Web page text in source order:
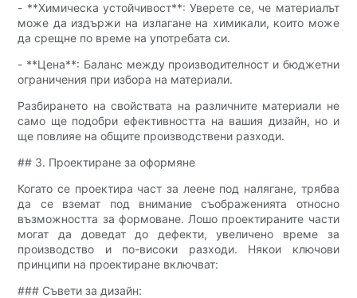
- **Химическа устойчивост**: Уверете се, че материалът
може да издържи на излагане на химикали, които може
да срещне по време на употребата си.
- **Цена**: Баланс между производителност и бюджетни
ограничения при избора на материали.
Разбирането на свойствата на различните материали не
само ще подобри ефективността на вашия дизайн, но и
ще повлияе на общите производствени разходи.
## 3. Проектиране за оформяне
Когато се проектира част за леене под налягане, трябва
да се вземат под внимание съображенията относно
възможността за формоване. Лошо проектираните части
могат да доведат до дефекти, увеличено време за
производство и по-високи разходи. Някои ключови
принципи на проектиране включват:
### Съвети за дизайн: